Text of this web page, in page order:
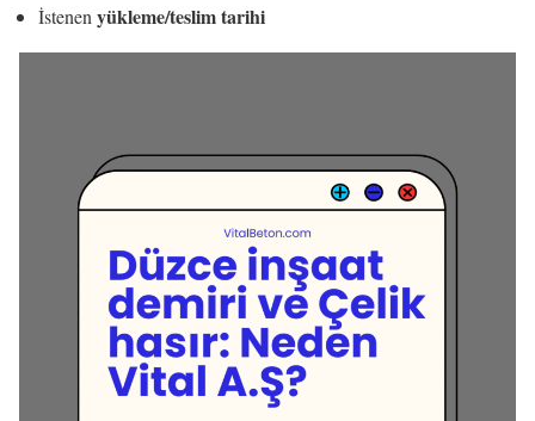
İstenen yükleme/teslim tarihi